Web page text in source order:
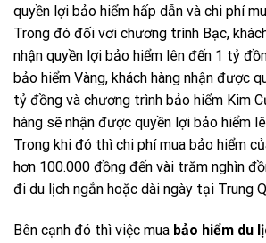
quyền lợi bảo hiểm hấp dẫn và chi phí
Trong đó đối vơi chương trình Bạc,
nhận quyền lợi bảo hiểm lên đến 1 tỷ
bảo hiểm Vàng, khách hàng nhận được
tỷ đồng và chương trình bảo hiểm Kim
hàng sẽ nhận được quyền lợi bảo hiểm
Trong khi đó thì chi phí mua bảo hiểm
hơn 100.000 đồng đến vài trăm nghìn
đi du lịch ngắn hoặc dài ngày tại Trung
Bên cạnh đó thì việc mua bảo hiểm du